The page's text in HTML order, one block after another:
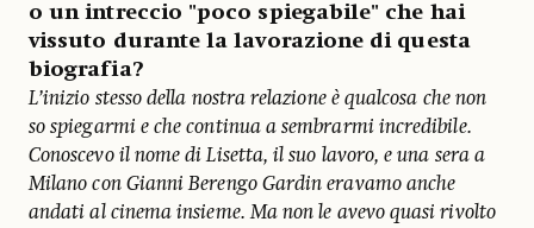
o un intreccio "poco spiegabile" che hai
vissuto durante la lavorazione di questa
biografia?
L’inizio stesso della nostra relazione è qualcosa che non
so spiegarmi e che continua a sembrarmi incredibile.
Conoscevo il nome di Lisetta, il suo lavoro, e una sera a
Milano con Gianni Berengo Gardin eravamo anche
andati al cinema insieme. Ma non le avevo quasi rivolto